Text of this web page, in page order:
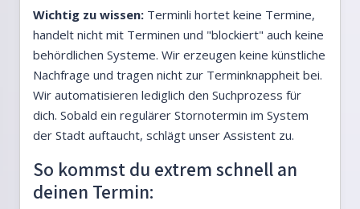
Wichtig zu wissen: Terminli hortet keine Termine,
handelt nicht mit Terminen und "blockiert" auch keine
behördlichen Systeme. Wir erzeugen keine künstliche
Nachfrage und tragen nicht zur Terminknappheit bei.
Wir automatisieren lediglich den Suchprozess für
dich. Sobald ein regulärer Stornotermin im System
der Stadt auftaucht, schlägt unser Assistent zu.
So kommst du extrem schnell an
deinen Termin: